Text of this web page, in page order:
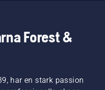
för att
aktivera
läget.
du inte
blir lika
arbeta
Forest &
har en stark passion